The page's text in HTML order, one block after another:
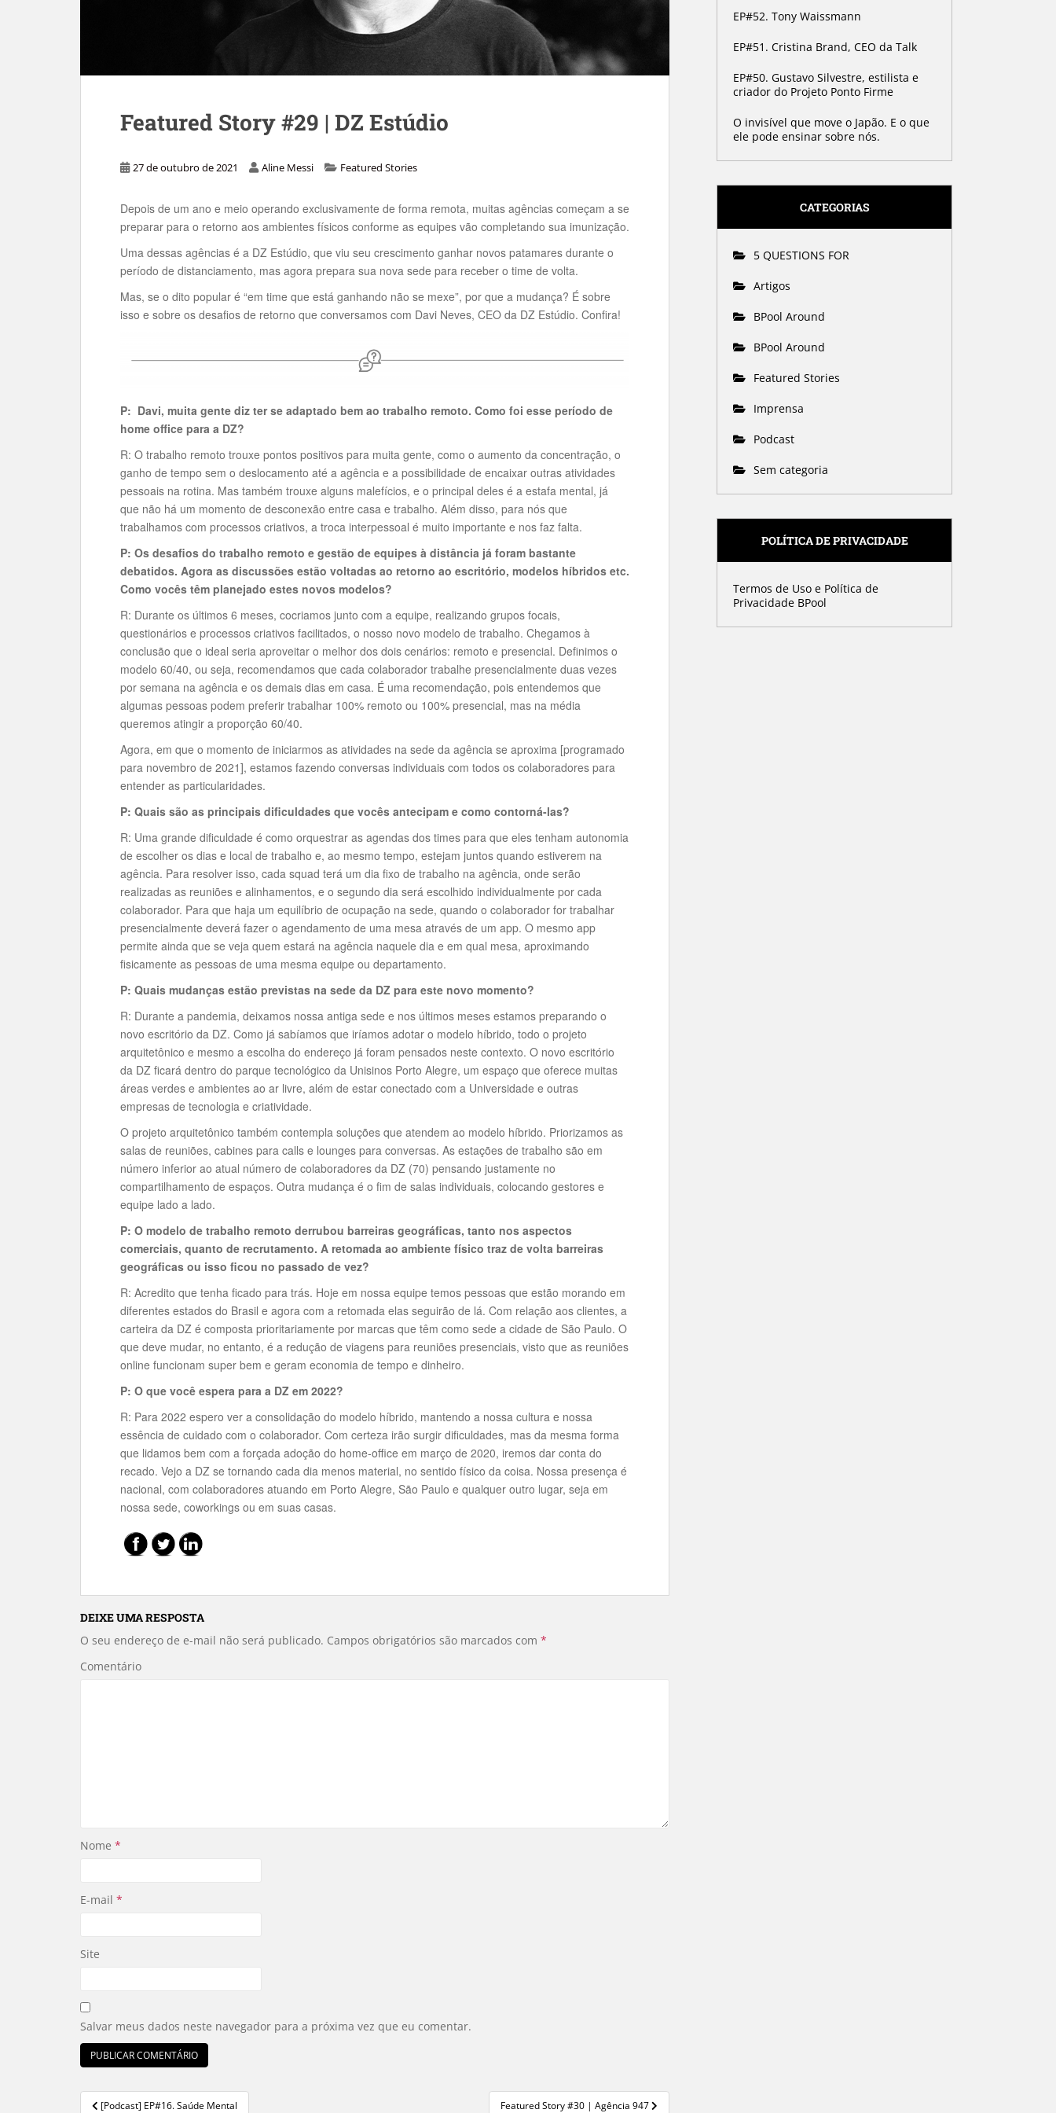
Featured Story #29 | DZ Estúdio
27 de outubro de 2021 Aline Messi Featured Stories
Depois de um ano e meio operando exclusivamente de forma remota, muitas agências começam a se
preparar para o retorno aos ambientes físicos conforme as equipes vão completando sua imunização.
Uma dessas agências é a DZ Estúdio, que viu seu crescimento ganhar novos patamares durante o
período de distanciamento, mas agora prepara sua nova sede para receber o time de volta.
Mas, se o dito popular é “em time que está ganhando não se mexe”, por que a mudança? É sobre
isso e sobre os desafios de retorno que conversamos com Davi Neves, CEO da DZ Estúdio. Confira!
P: Davi, muita gente diz ter se adaptado bem ao trabalho remoto. Como foi esse período de
home office para a DZ?
R: O trabalho remoto trouxe pontos positivos para muita gente, como o aumento da concentração, o
ganho de tempo sem o deslocamento até a agência e a possibilidade de encaixar outras atividades
pessoais na rotina. Mas também trouxe alguns malefícios, e o principal deles é a estafa mental, já
que não há um momento de desconexão entre casa e trabalho. Além disso, para nós que
trabalhamos com processos criativos, a troca interpessoal é muito importante e nos faz falta.
P: Os desafios do trabalho remoto e gestão de equipes à distância já foram bastante
debatidos. Agora as discussões estão voltadas ao retorno ao escritório, modelos híbridos etc.
Como vocês têm planejado estes novos modelos?
R: Durante os últimos 6 meses, cocriamos junto com a equipe, realizando grupos focais,
questionários e processos criativos facilitados, o nosso novo modelo de trabalho. Chegamos à
conclusão que o ideal seria aproveitar o melhor dos dois cenários: remoto e presencial. Definimos o
modelo 60/40, ou seja, recomendamos que cada colaborador trabalhe presencialmente duas vezes
por semana na agência e os demais dias em casa. É uma recomendação, pois entendemos que
algumas pessoas podem preferir trabalhar 100% remoto ou 100% presencial, mas na média
queremos atingir a proporção 60/40.
Agora, em que o momento de iniciarmos as atividades na sede da agência se aproxima [programado
para novembro de 2021], estamos fazendo conversas individuais com todos os colaboradores para
entender as particularidades.
P: Quais são as principais dificuldades que vocês antecipam e como contorná-las?
R: Uma grande dificuldade é como orquestrar as agendas dos times para que eles tenham autonomia
de escolher os dias e local de trabalho e, ao mesmo tempo, estejam juntos quando estiverem na
agência. Para resolver isso, cada squad terá um dia fixo de trabalho na agência, onde serão
realizadas as reuniões e alinhamentos, e o segundo dia será escolhido individualmente por cada
colaborador. Para que haja um equilíbrio de ocupação na sede, quando o colaborador for trabalhar
presencialmente deverá fazer o agendamento de uma mesa através de um app. O mesmo app
permite ainda que se veja quem estará na agência naquele dia e em qual mesa, aproximando
fisicamente as pessoas de uma mesma equipe ou departamento.
P: Quais mudanças estão previstas na sede da DZ para este novo momento?
R: Durante a pandemia, deixamos nossa antiga sede e nos últimos meses estamos preparando o
novo escritório da DZ. Como já sabíamos que iríamos adotar o modelo híbrido, todo o projeto
arquitetônico e mesmo a escolha do endereço já foram pensados neste contexto. O novo escritório
da DZ ficará dentro do parque tecnológico da Unisinos Porto Alegre, um espaço que oferece muitas
áreas verdes e ambientes ao ar livre, além de estar conectado com a Universidade e outras
empresas de tecnologia e criatividade.
O projeto arquitetônico também contempla soluções que atendem ao modelo híbrido. Priorizamos as
salas de reuniões, cabines para calls e lounges para conversas. As estações de trabalho são em
número inferior ao atual número de colaboradores da DZ (70) pensando justamente no
compartilhamento de espaços. Outra mudança é o fim de salas individuais, colocando gestores e
equipe lado a lado.
P: O modelo de trabalho remoto derrubou barreiras geográficas, tanto nos aspectos
comerciais, quanto de recrutamento. A retomada ao ambiente físico traz de volta barreiras
geográficas ou isso ficou no passado de vez?
R: Acredito que tenha ficado para trás. Hoje em nossa equipe temos pessoas que estão morando em
diferentes estados do Brasil e agora com a retomada elas seguirão de lá. Com relação aos clientes, a
carteira da DZ é composta prioritariamente por marcas que têm como sede a cidade de São Paulo. O
que deve mudar, no entanto, é a redução de viagens para reuniões presenciais, visto que as reuniões
online funcionam super bem e geram economia de tempo e dinheiro.
P: O que você espera para a DZ em 2022?
R: Para 2022 espero ver a consolidação do modelo híbrido, mantendo a nossa cultura e nossa
essência de cuidado com o colaborador. Com certeza irão surgir dificuldades, mas da mesma forma
que lidamos bem com a forçada adoção do home-office em março de 2020, iremos dar conta do
recado. Vejo a DZ se tornando cada dia menos material, no sentido físico da coisa. Nossa presença é
nacional, com colaboradores atuando em Porto Alegre, São Paulo e qualquer outro lugar, seja em
nossa sede, coworkings ou em suas casas.
DEIXE UMA RESPOSTA
O seu endereço de e-mail não será publicado. Campos obrigatórios são marcados com *
Comentário
Nome *
E-mail *
Site
Salvar meus dados neste navegador para a próxima vez que eu comentar.
[Podcast] EP#16. Saúde Mental Featured Story #30 | Agência 947
EP#52. Tony Waissmann
EP#51. Cristina Brand, CEO da Talk
EP#50. Gustavo Silvestre, estilista e
criador do Projeto Ponto Firme
O invisível que move o Japão. E o que
ele pode ensinar sobre nós.
CATEGORIAS
5 QUESTIONS FOR
Artigos
BPool Around
BPool Around
Featured Stories
Imprensa
Podcast
Sem categoria
POLÍTICA DE PRIVACIDADE
Termos de Uso e Política de
Privacidade BPool